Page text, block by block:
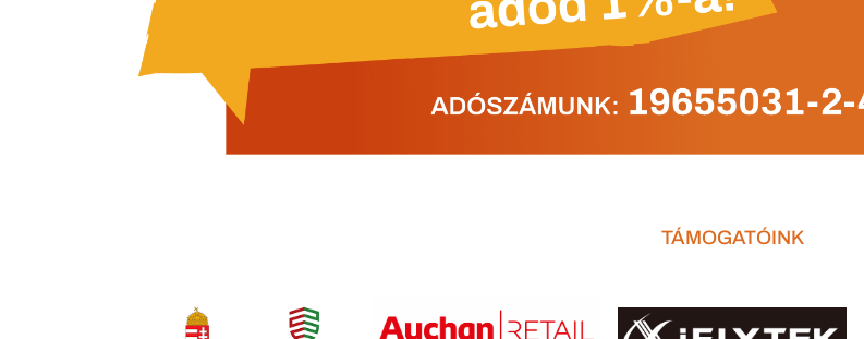
TÁMOGATÓINK